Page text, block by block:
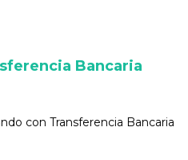
Bancaria
con Transferencia Bancaria